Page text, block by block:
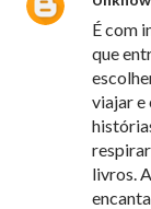
É com
que
viajar e
livros.